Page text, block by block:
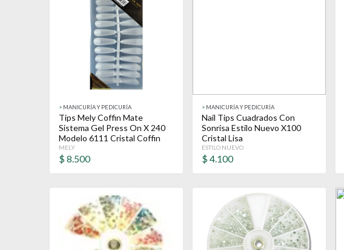
> MANICURÍA Y PEDICURÍA
Tips Mely Coffin Mate
Sistema Gel Press On X 240
Modelo 6111 Cristal Coffin
MELY
$8.500
> MANICURÍA Y PEDICURÍA
Nail Tips Cuadrados Con
Sonrisa Estilo Nuevo X100
Cristal Lisa
ESTILO NUEVO
$4.100